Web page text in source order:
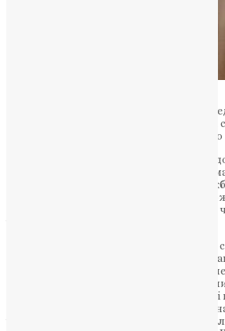
Церковнослужителі кожного разу
беруть благословення у настоятеля на
йому руку. Так само потрібно робити
Юнаки, котрі відчувають покликання
упродовж всього життя, можуть
благословення на носіння під час
але й підрясника. Для одружених
– спеціальний обряд благословення, у
Історично в Церкві нижчі степені
пізніше за відому трьох ступеневу
дияконів, пресвітерів та єпископів. На
обов’язки виконувались або
І лише з ІІІ століття з’являються
усюди в один час. У великих Церквах,
чи Африканській, чтеці та співці вже